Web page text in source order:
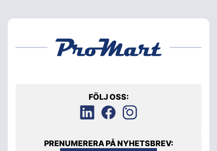
FÖLJ OSS:
PRENUMERERA PÅ NYHETSBREV: